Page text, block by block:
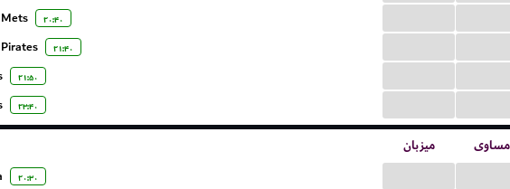
۲۰:۴۰
۲۱:۴۰
۲۱:۵۰
۲۳:۴۰
میزبان مساوی
۲۰:۳۰